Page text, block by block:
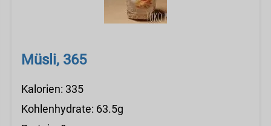
Müsli, 365
Kalorien: 335
Kohlenhydrate: 63.5g